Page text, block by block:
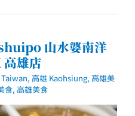
山水婆南洋
雄店
, 高雄 Kaohsiung, 高雄美
食, 高雄美食